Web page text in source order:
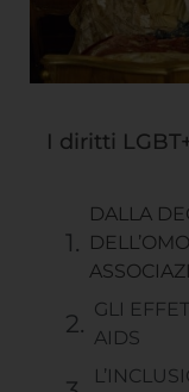
I diritti
DALLA
GLI
AIDS